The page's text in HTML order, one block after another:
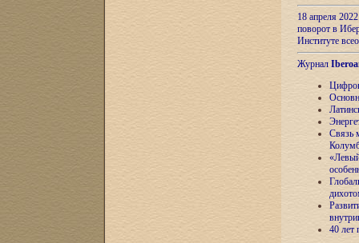
18 апреля
поворот в
Институте
Журнал
Связь
40 лет